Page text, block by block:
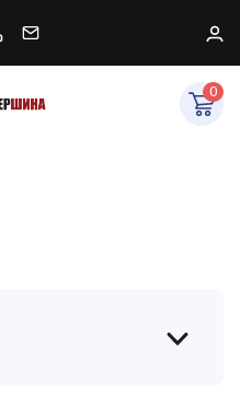
+7 (812) 997-07-47
0